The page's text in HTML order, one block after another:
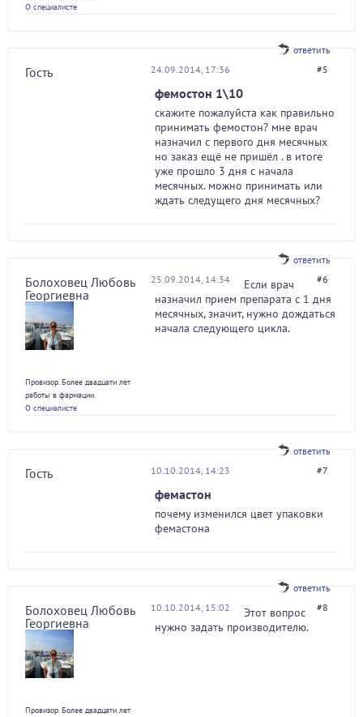
О специалисте
ответить
Гость 24.09.2014, 17:36 #5
фемостон 1\10
скажите пожалуйста как правильно
принимать фемостон? мне врач
назначил с первого дня месячных
но заказ ещё не пришёл . в итоге
уже прошло 3 дня с начала
месячных. можно принимать или
ждать следущего дня месячных?
ответить
Болоховец Любовь
Георгиевна
Провизор. Более двадцати лет
работы в фармации.
О специалисте
25.09.2014, 14:34 #6
Если врач
назначил прием препарата с 1 дня
месячных, значит, нужно дождаться
начала следующего цикла.
ответить
Гость 10.10.2014, 14:23 #7
фемастон
почему изменился цвет упаковки
фемастона
ответить
Болоховец Любовь
Георгиевна
Провизор. Более двадцати лет
10.10.2014, 15:02 #8
Этот вопрос
нужно задать производителю.